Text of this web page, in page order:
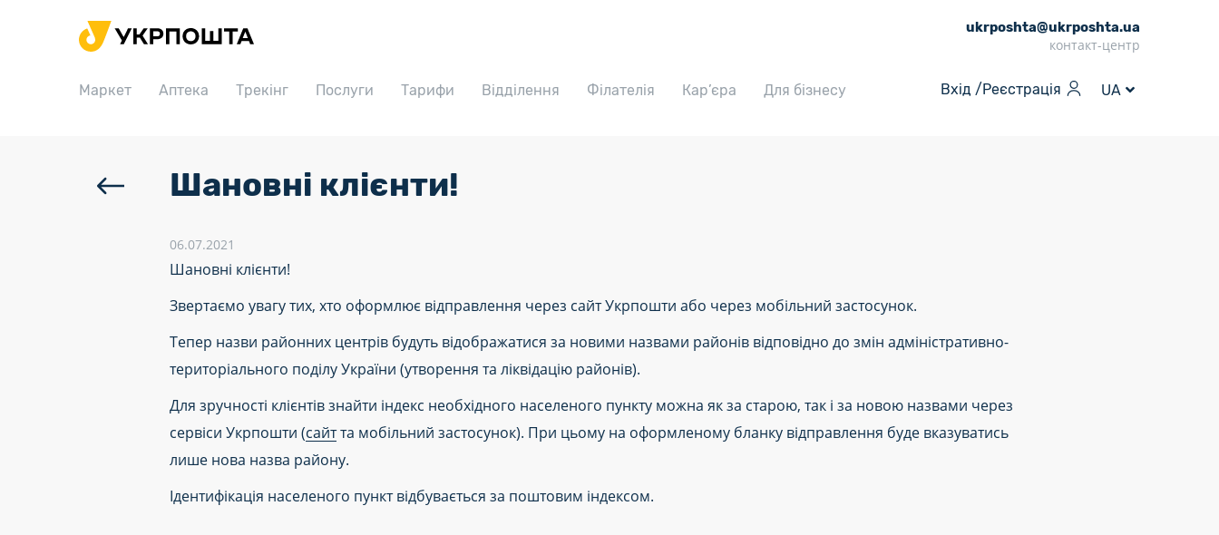
ukrposhta@ukrposhta.ua
контакт-центр
Маркет Аптека Трекінг Послуги Тарифи Відділення Філателія Кар’єра Для бізнесу Вхід /Реєстрація UA
Головна
Аптека
Шановні клієнти!
06.07.2021
Шановні клієнти!
Звертаємо увагу тих, хто оформлює відправлення через сайт Укрпошти або через мобільний застосунок.
Тепер назви районних центрів будуть відображатися за новими назвами районів відповідно до змін адміністративно-
територіального поділу України (утворення та ліквідацію районів).
Для зручності клієнтів знайти індекс необхідного населеного пункту можна як за старою, так і за новою назвами через
сервіси Укрпошти (сайтта мобільний застосунок). При цьому на оформленому бланку відправлення буде вказуватись
лише нова назва району.
Ідентифікація населеного пункт відбувається за поштовим індексом.